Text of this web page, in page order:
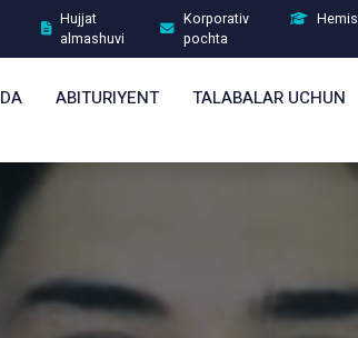
Hujjat
almashuvi
Korporativ
pochta
Hemis
ABITURIYENT TALABALAR UCHUN